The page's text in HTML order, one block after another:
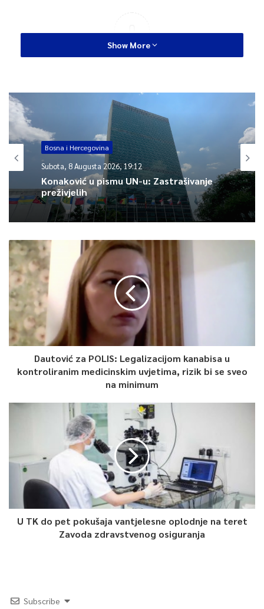
0
Article Rating
Show More
Bosna i Hercegovina
Subota, 8 Augusta 2026, 19:12
Konaković u pismu UN-u: Zastrašivanje
preživjelih
Dautović za POLIS: Legalizacijom kanabisa u
kontroliranim medicinskim uvjetima, rizik bi se sveo
na minimum
U TK do pet pokušaja vantjelesne oplodnje na teret
Zavoda zdravstvenog osiguranja
Subscribe